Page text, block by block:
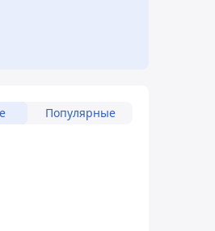
Популярные